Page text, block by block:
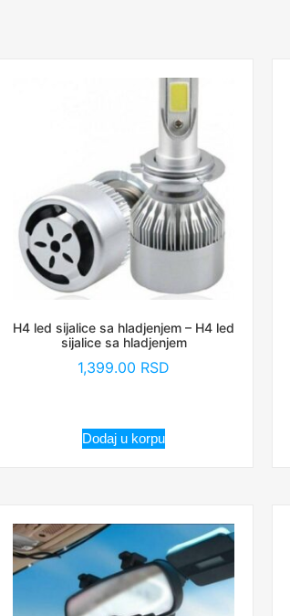
H4 led sijalice sa hladjenjem – H4 led
sijalice sa hladjenjem
1,399.00 RSD
Dodaj u korpu